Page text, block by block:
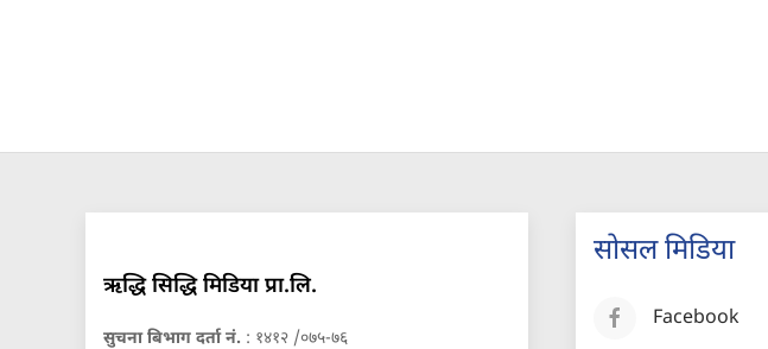
ऋद्धि सिद्धि मिडिया प्रा.लि.
सुचना बिभाग दर्ता नं. : १४१२ /०७५-७६
सोसल मिडिया
Facebook